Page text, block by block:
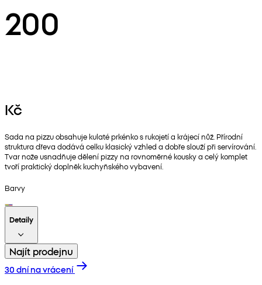
200
Kč
Sada na pizzu obsahuje kulaté prkénko s rukojetí a krájecí nůž. Přírodní
struktura dřeva dodává celku klasický vzhled a dobře slouží při servírování.
Tvar nože usnadňuje dělení pizzy na rovnoměrné kousky a celý komplet
tvoří praktický doplněk kuchyňského vybavení.
Barvy
Detaily
Najít prodejnu
30 dní na vrácení